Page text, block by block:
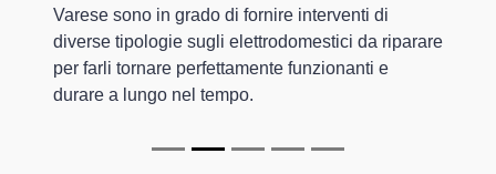
Varese sono in grado di fornire interventi di
diverse tipologie sugli elettrodomestici da riparare
per farli tornare perfettamente funzionanti e
durare a lungo nel tempo.